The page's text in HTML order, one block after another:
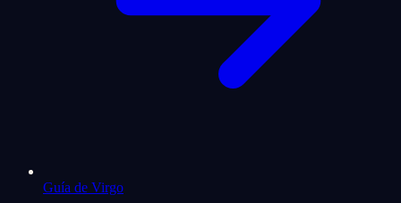
Guía de Virgo